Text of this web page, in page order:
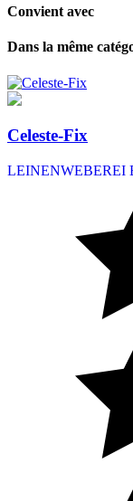
Convient avec
Dans la même
Celeste-Fix
LEINENWEBEREI